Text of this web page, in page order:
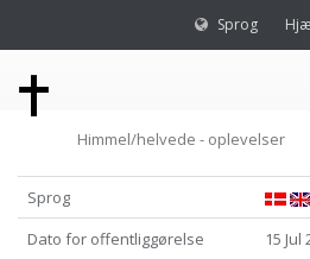
Sprog
Himmel/helvede - oplevelser
Sprog
Dato for offentliggørelse
15 Jul